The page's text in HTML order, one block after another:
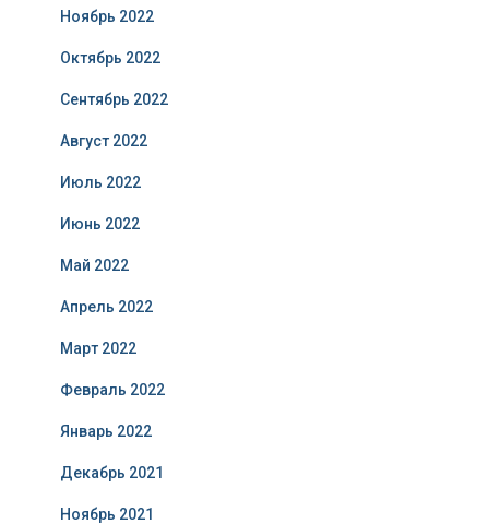
Ноябрь 2022
Октябрь 2022
Сентябрь 2022
Август 2022
Июль 2022
Июнь 2022
Май 2022
Апрель 2022
Март 2022
Февраль 2022
Январь 2022
Декабрь 2021
Ноябрь 2021